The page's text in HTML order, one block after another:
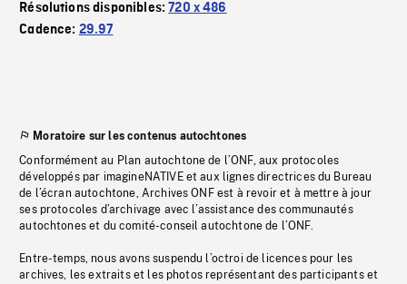
Résolutions disponibles:720 x 486
Cadence: 29.97
Moratoire sur les contenus autochtones
Conformément au Plan autochtone de l’ONF, aux protocoles
développés par imagineNATIVE et aux lignes directrices du Bureau
de l’écran autochtone, Archives ONF est à revoir et à mettre à jour
ses protocoles d’archivage avec l’assistance des communautés
autochtones et du comité-conseil autochtone de l’ONF.
Entre-temps, nous avons suspendu l’octroi de licences pour les
archives, les extraits et les photos représentant des participants et